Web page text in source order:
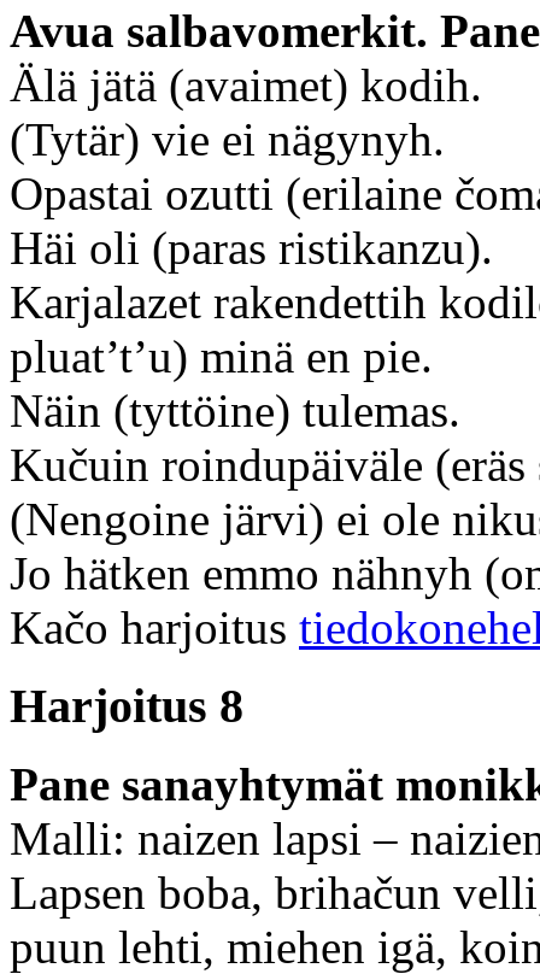
Avua salbavomerkit.
Älä jätä (avaimet) kodih.
(Tytär) vie ei nägynyh.
Opastai ozutti (erilaine
Häi oli (paras ristikanzu).
Karjalazet rakendettih
pluat’t’u) minä en pie.
Näin (tyttöine) tulemas.
Kučuin roindupäiväle (eräs
(Nengoine järvi) ei ole
Jo hätken emmo nähnyh
Kačo harjoitus
Harjoitus 8
Pane sanayhtymät
Malli: naizen lapsi –
Lapsen boba, brihačun
puun lehti, miehen igä,